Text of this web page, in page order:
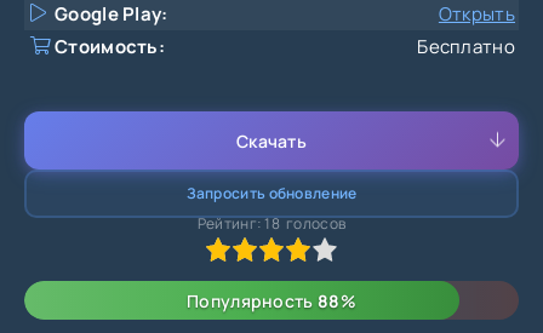
Google Play:
Открыть
Стоимость:
Бесплатно
Скачать
Запросить обновление
3 4 5
Рейтинг:18 голосов
Популярность 88%